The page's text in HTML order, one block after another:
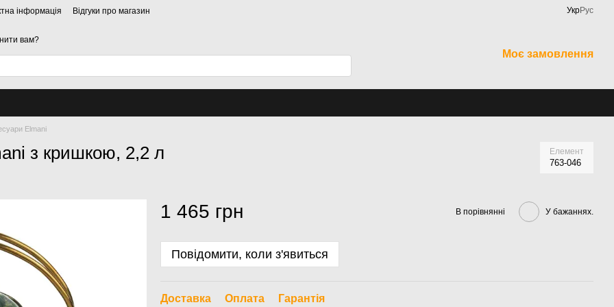
інформація Відгуки про магазин УкрРус
вам?
Моє замовлення
Elmani
з кришкою, 2,2 л Елемент
763-046
1 465 грн В порівнянні У бажаннях.
Повідомити, коли з'явиться
Доставка Оплата Гарантія